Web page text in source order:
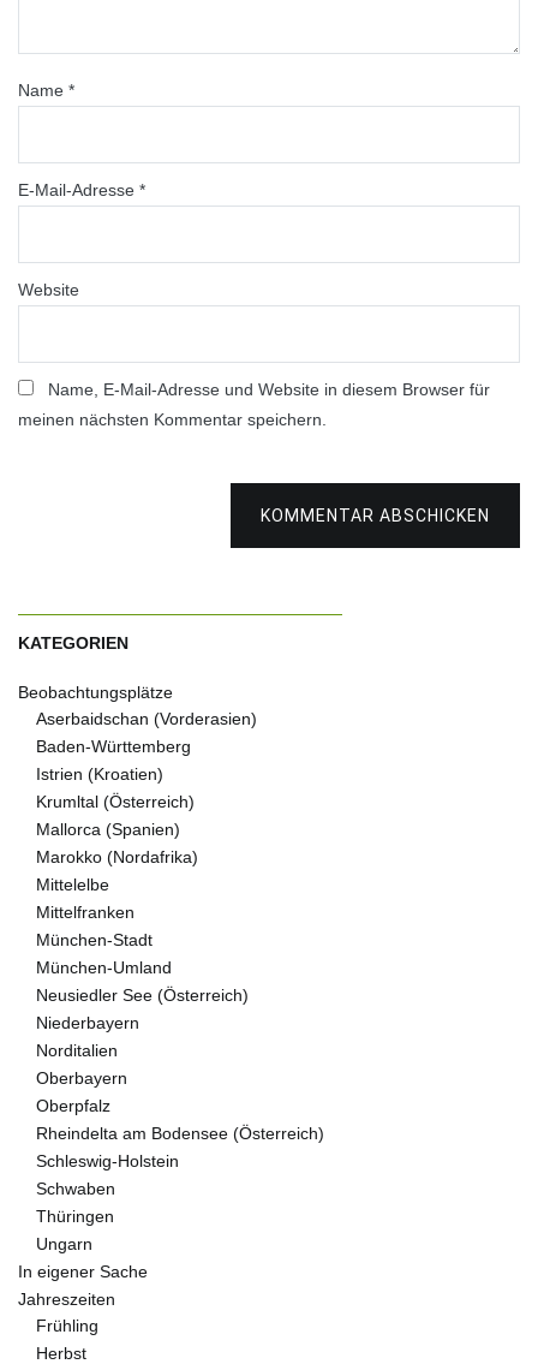
Name *
E-Mail-Adresse *
Website
Name, E-Mail-Adresse und Website in diesem Browser für
meinen nächsten Kommentar speichern.
KOMMENTAR ABSCHICKEN
KATEGORIEN
Beobachtungsplätze
Aserbaidschan (Vorderasien)
Baden-Württemberg
Istrien (Kroatien)
Krumltal (Österreich)
Mallorca (Spanien)
Marokko (Nordafrika)
Mittelelbe
Mittelfranken
München-Stadt
München-Umland
Neusiedler See (Österreich)
Niederbayern
Norditalien
Oberbayern
Oberpfalz
Rheindelta am Bodensee (Österreich)
Schleswig-Holstein
Schwaben
Thüringen
Ungarn
In eigener Sache
Jahreszeiten
Frühling
Herbst